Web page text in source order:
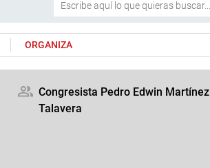
ORGANIZA
Congresista Pedro Edwin Martínez
Talavera